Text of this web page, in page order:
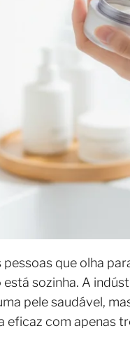
pessoas que olha
está sozinha. A
pele saudável,
eficaz com apenas